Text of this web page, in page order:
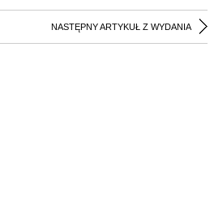
NASTĘPNY ARTYKUŁ Z WYDANIA